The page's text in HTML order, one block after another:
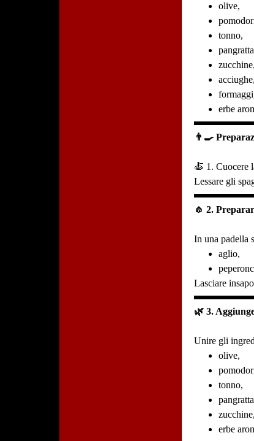
olive,
tonno,
zucchine,
acciughe,
erbe
👨‍🍳
🍝 1. Cuocere
Lessare gli
🧄 2.
In una padella
aglio,
Lasciare
🌿 3.
Unire gli
olive,
tonno,
zucchine,
erbe